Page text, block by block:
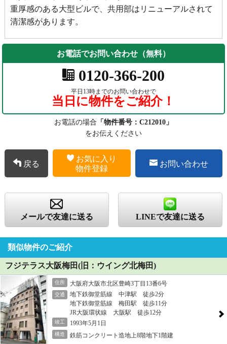
重厚感のある大型ビルで、共用部はリニューアルされて
清潔感があります。
お電話でお問い合わせ（無料）
0120-366-200
平日13時までのお問い合わせで
当日に物件をご紹介！
お電話の場合 「物件番号：C212010」
をお伝えください
戻る
お気に入り
物件登録
お問い合わせ
メールで友達に送る LINEで友達に送る
類似物件のご紹介
フジテラス大阪梅田(旧：ウイング北梅田)
住所 大阪府大阪市北区豊崎3丁目13番6号
交通
地下鉄御堂筋線 中津駅 徒歩2分
地下鉄御堂筋線 梅田駅 徒歩11分
JR大阪環状線 大阪駅 徒歩12分
竣工 1993年5月1日
構造 鉄筋コンクリート造地上8階地下1階建